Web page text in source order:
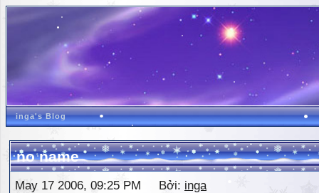
inga's Blog
no name
May 17 2006, 09:25 PM Bởi: inga